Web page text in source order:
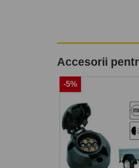
Accesorii
-5%